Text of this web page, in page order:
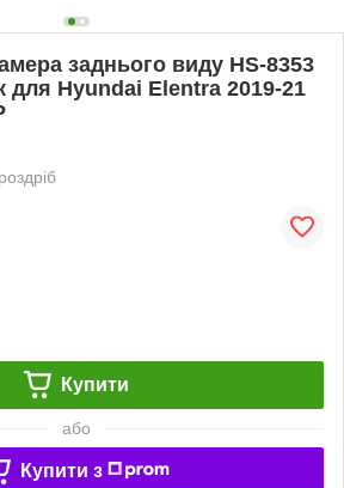
заднього виду HS-8353
для Hyundai Elentra 2019-21
Купити
або
Купити з